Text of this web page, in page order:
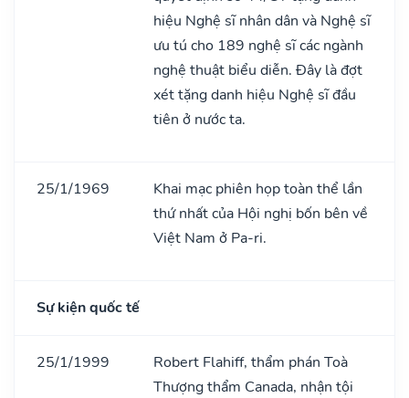
hiệu Nghệ sĩ nhân dân và Nghệ sĩ
ưu tú cho 189 nghệ sĩ các ngành
nghệ thuật biểu diễn. Đây là đợt
xét tặng danh hiệu Nghệ sĩ đầu
tiên ở nước ta.
25/1/1969
Khai mạc phiên họp toàn thể lần
thứ nhất của Hội nghị bốn bên về
Việt Nam ở Pa-ri.
Sự kiện quốc tế
25/1/1999
Robert Flahiff, thẩm phán Toà
Thượng thẩm Canada, nhận tội